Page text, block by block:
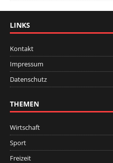
LINKS
Kontakt
Impressum
Datenschutz
THEMEN
Wirtschaft
Sport
Freizeit